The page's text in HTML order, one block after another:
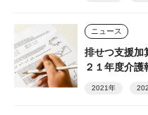
ニュース
排せつ支援
２１年度介護
2021年